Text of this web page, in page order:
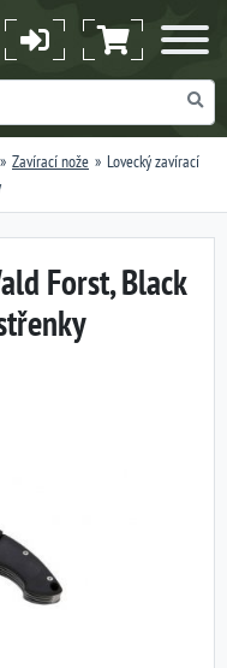
Zavírací nože
Lovecký zavírací
Forst, Black